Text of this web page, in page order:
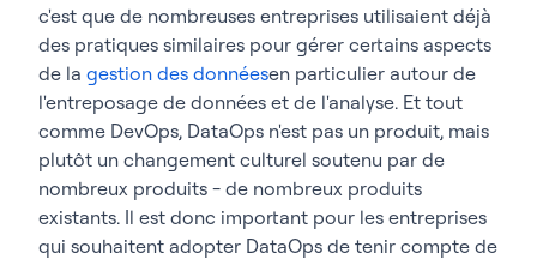
c'est que de nombreuses entreprises utilisaient déjà
des pratiques similaires pour gérer certains aspects
de la gestion des donnéesen particulier autour de
l'entreposage de données et de l'analyse. Et tout
comme DevOps, DataOps n'est pas un produit, mais
plutôt un changement culturel soutenu par de
nombreux produits - de nombreux produits
existants. Il est donc important pour les entreprises
qui souhaitent adopter DataOps de tenir compte de